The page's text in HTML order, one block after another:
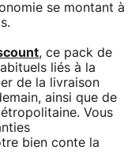
se montant à
, ce pack de
liés à la
de la livraison
ainsi que de
Vous
bien conte la